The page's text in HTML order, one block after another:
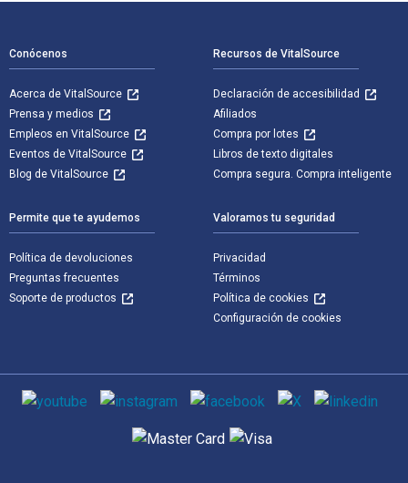
Conócenos
Acerca de VitalSource
Prensa y medios
Empleos en VitalSource
Eventos de VitalSource
Blog de VitalSource
Recursos de VitalSource
Declaración de accesibilidad
Afiliados
Compra por lotes
Libros de texto digitales
Compra segura. Compra inteligente
Permite que te ayudemos
Política de devoluciones
Preguntas frecuentes
Soporte de productos
Valoramos tu seguridad
Privacidad
Términos
Política de cookies
Configuración de cookies
Medios de comunicación social
Métodos de pago admitidos